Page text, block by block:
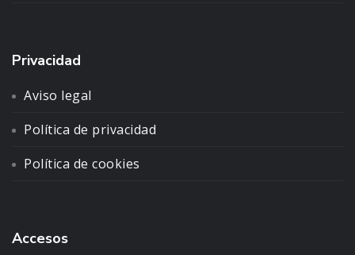
Privacidad
Aviso legal
Política de privacidad
Política de cookies
Accesos